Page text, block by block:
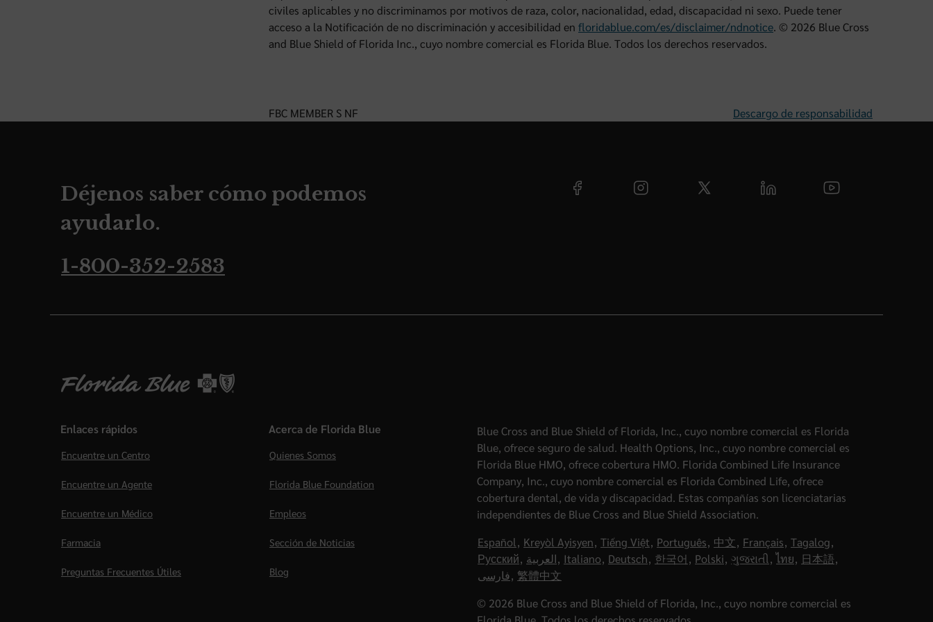
civiles aplicables y no discriminamos por motivos de raza, color, nacionalidad, edad, discapacidad ni sexo. Puede tener
acceso a la Notificación de no discriminación y accesibilidad en floridablue.com/es/disclaimer/ndnotice. © 2026 Blue Cross
and Blue Shield of Florida Inc., cuyo nombre comercial es Florida Blue. Todos los derechos reservados.
FBC MEMBER S NF Descargo de responsabilidad
Déjenos saber cómo podemos
ayudarlo.
1-800-352-2583
Enlaces rápidos
Encuentre un Centro
Encuentre un Agente
Encuentre un Médico
Farmacia
Preguntas Frecuentes Útiles
Acerca de Florida Blue
Quienes Somos
Florida Blue Foundation
Empleos
Sección de Noticias
Blog
Blue Cross and Blue Shield of Florida, Inc., cuyo nombre comercial es Florida
Blue, ofrece seguro de salud. Health Options, Inc., cuyo nombre comercial es
Florida Blue HMO, ofrece cobertura HMO. Florida Combined Life Insurance
Company, Inc., cuyo nombre comercial es Florida Combined Life, ofrece
cobertura dental, de vida y discapacidad. Estas compañías son licenciatarias
independientes de Blue Cross and Blue Shield Association.
Español, Kreyòl Ayisyen, Tiếng Việt, Português, 中文, Français, Tagalog,
Русский, العربية, Italiano, Deutsch, 한국어, Polski, ગુજરાતી, ไทย, 日本語,
فارسی, 繁體中文
© 2026 Blue Cross and Blue Shield of Florida, Inc., cuyo nombre comercial es